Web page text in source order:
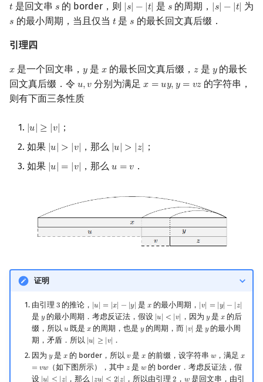
𝑡
t 是回文串 𝑠
s 的 border，则 |𝑠| − |𝑡|
|s −| | 是 𝑠
s 的周期， |𝑠| − |𝑡|
|s −| | 为
𝑠
s 的最小周期，当且仅当 𝑡
t 是 𝑠
s 的最长回文真后缀．
引理四
𝑥
x 是一个回文串，𝑦
y是 𝑥
x 的最长回文真后缀，𝑧
z是 𝑦
y的最长
回文真后缀．令 𝑢,𝑣
u,v 分别为满足 𝑥 = 𝑢𝑦,𝑦 = 𝑣𝑧
x=uy,y= vz
的字符串，
则有下面三条性质
|𝑢| ≥ |𝑣|
|u ≥| |
；
如果 |𝑢| > |𝑣|
|u >| | ，那么 |𝑢| > |𝑧|
|u >| |
；
如果 |𝑢| = |𝑣|
|u =| | ，那么 𝑢 = 𝑣
u=v ．
证明
由引理 3
3的推论， |𝑢| = |𝑥| − |𝑦|
|u =| |− y| 是𝑥
x 的最小周期， |𝑣| = |𝑦| − |𝑧|
|v =| |− |z|
是 𝑦
y的最小周期．考虑反证法，假设 |𝑢| < |𝑣|
|u <| | ，因为 𝑦
y是 𝑥
x 的后
缀，所以 𝑢
u既是 𝑥
x 的周期，也是𝑦
y的周期，而 |𝑣|
|v 是 𝑦
y的最小周
期，矛盾．所以 |𝑢| ≥ |𝑣|
|u ≥| |
．
因为 𝑦
y是 𝑥
x 的 border，所以𝑣
v 是𝑥
x 的前缀，设字符串 𝑤
w，满足 𝑥
= 𝑣𝑤
x=
（如下图所示），其中 𝑧
z 是𝑤
w 的 border．考虑反证法，假
设
，那么 ，所以由引理 ， 是回文串，由引